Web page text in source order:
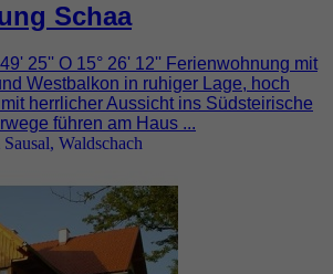
Schaa
25'' O 15° 26' 12'' Ferienwohnung mit
Westbalkon in ruhiger Lage, hoch
herrlicher Aussicht ins Südsteirische
führen am Haus ...
, Waldschach